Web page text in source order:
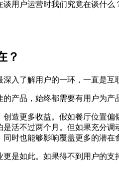
用户运营时我们究竟在谈什
？
深入了解用户的一环，一直是
产品，始终都需要有用户为
造更多收益。假如餐厅位置
是活不过两个月。但如果充分
时也能够影响覆盖更多的潜
是如此。如果得不到用户的